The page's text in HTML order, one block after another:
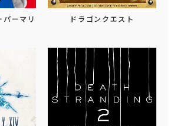
ーマリ
ドラゴンクエスト